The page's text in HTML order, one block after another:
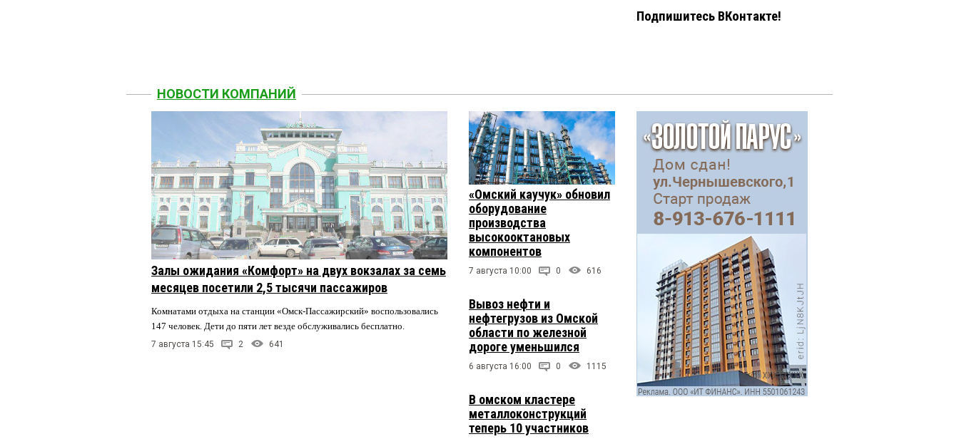
Подпишитесь ВКонтакте!
НОВОСТИ КОМПАНИЙ
Залы ожидания «Комфорт» на двух вокзалах за семь
месяцев посетили 2,5 тысячи пассажиров
Комнатами отдыха на станции «Омск-Пассажирский» воспользовались
147 человек. Дети до пяти лет везде обслуживались бесплатно.
7 августа 15:45 2 641
«Омский каучук» обновил
оборудование
производства
высокооктановых
компонентов
7 августа 10:00 0 616
Вывоз нефти и
нефтегрузов из Омской
области по железной
дороге уменьшился
6 августа 16:00 0 1115
В омском кластере
металлоконструкций
теперь 10 участников